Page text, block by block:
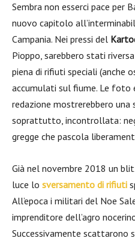
Sembra non esserci pace per
nuovo capitolo
Campania. Nei pressi del
Pioppo, sarebbero stati
piena di rifiuti speciali (anche
accumulati sul fiume. Le foto
redazione mostrerebbero una
soprattutto, incontrollata:
gregge che pascola
Già nel novembre 2018 un
luce lo sversamento di rifiuti
All’epoca i militari del Noe
imprenditore dell’agro
Successivamente scattarono